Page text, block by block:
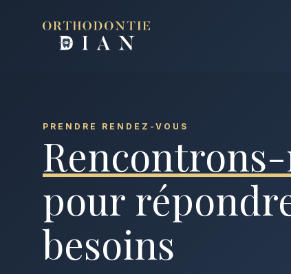
PRENDRE RENDEZ-VOUS
pour
besoins